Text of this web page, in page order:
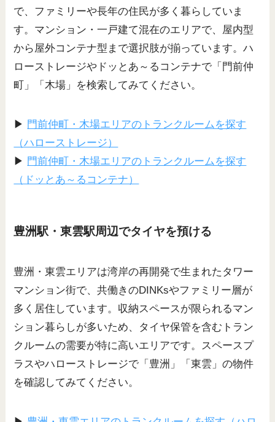
で、ファミリーや長年の住民が多く暮らしていま
す。マンション・一戸建て混在のエリアで、屋内型
から屋外コンテナ型まで選択肢が揃っています。ハ
ローストレージやドッとあ～るコンテナで「門前仲
町」「木場」を検索してみてください。
▶ 門前仲町・木場エリアのトランクルームを探す
（ハローストレージ）
▶ 門前仲町・木場エリアのトランクルームを探す
（ドッとあ～るコンテナ）
豊洲駅・東雲駅周辺でタイヤを預ける
豊洲・東雲エリアは湾岸の再開発で生まれたタワー
マンション街で、共働きのDINKsやファミリー層が
多く居住しています。収納スペースが限られるマン
ション暮らしが多いため、タイヤ保管を含むトラン
クルームの需要が特に高いエリアです。スペースプ
ラスやハローストレージで「豊洲」「東雲」の物件
を確認してみてください。